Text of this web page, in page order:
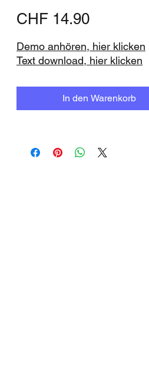
CHF 14.90Preis
Demo anhören, hier klicken
Text download, hier klicken
In den Warenkorb